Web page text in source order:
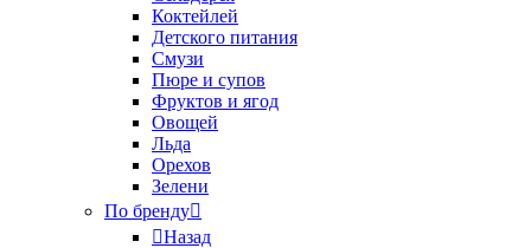
Коктейлей
Детского питания
Смузи
Пюре и супов
Фруктов и ягод
Овощей
Льда
Орехов
Зелени
По бренду
Назад